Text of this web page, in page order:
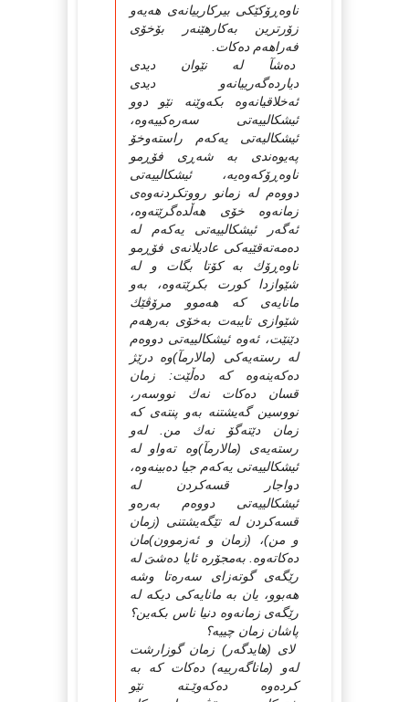
ناوەڕۆكێكى بیركارییانەى هەیەو
زۆرترین بەكارهێنەر بۆخۆى
فەراهەم دەكات.
دەشآ لە نێوان دیدى
دیاردەگەرییانەو دیدى
ئەخلاقیانەوە بكەوێنە نێو دوو
ئیشكالییەتى سەرەكییەوە،
ئیشكالیەتى یەكەم راستەوخۆ
پەیوەندى بە شەڕى فۆڕمو
ناوەڕۆكەوەیە، ئیشكالییەتى
دووەم لە زمانو رووتكردنەوەى
زمانەوە خۆى هەڵدەگرێتەوە،
ئەگەر ئیشكالییەتى یەكەم لە
دەمەتەقێیەكى عادیلانەى فۆڕمو
ناوەڕۆك بە كۆتا بگات و لە
شێوازدا كورت بكرێتەوە، بەو
مانایەى كە هەموو مرۆڤێك
شێوازى تایبەت بەخۆى بەرهەم
دێنێت، ئەوە ئیشكالییەتى دووەم
لە رستەیەكى (مالارمآ)وە درێژ
دەكەینەوە كە دەڵێت: زمان
قسان دەكات نەك نووسەر،
نووسین گەیشتنە بەو پنتەى كە
زمان دێتەگۆ نەك من. لەو
رستەیەى (مالارمآ)وە تەواو لە
ئیشكالییەتى یەكەم جیا دەبینەوە،
دواجار قسەكردن لە
ئیشكالییەتى دووەم بەرەو
قسەكردن لە تێگەیشتنى (زمان
و من)، (زمان و ئەزموون)مان
دەكاتەوە. بەمجۆرە ئایا دەشىَ لە
رێگەى گوتەزاى سەرەتا وشە
هەبوو، یان بە مانایەكى دیكە لە
رێگەى زمانەوە دنیا ناس بكەین؟
پاشان زمان چییە؟
لاى (هایدگەر) زمان گوزارشت
لەو (ماناگەرییە) دەكات كە بە
كردەوە دەكەوێـتە نێو